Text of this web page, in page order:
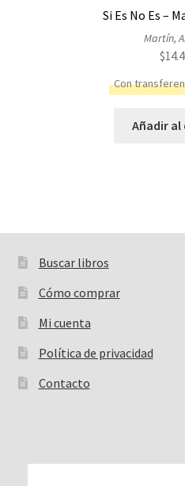
Si Es No Es –
Martín,
$
Con
Añadir
Buscar libros
Buscar:
Cómo comprar
Mi cuenta
Política de privacidad
Contacto